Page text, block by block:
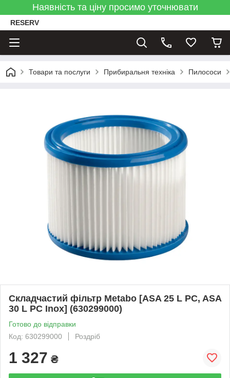
Наявність та ціну просимо уточнювати
RESERV
Товари та послуги Прибиральня техніка Пилососи
Складчастий фільтр Metabo [ASA 25 L PC, ASA
30 L PC Inox] (630299000)
Готово до відправки
Код: 630299000
Роздріб
1 327 ₴